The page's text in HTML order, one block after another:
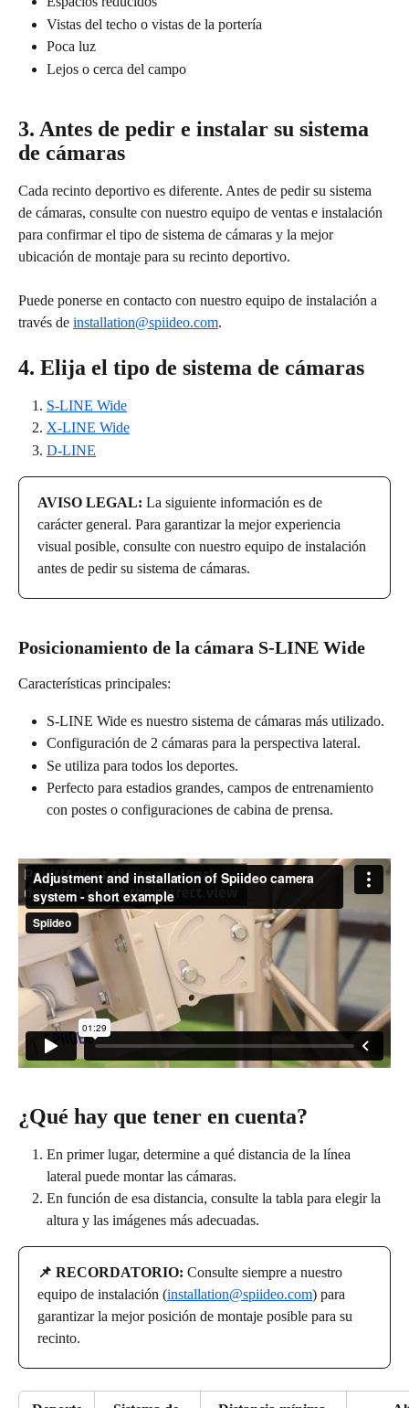
Vistas del techo o vistas de la portería
Poca luz
Lejos o cerca del campo
3. Antes de pedir e instalar su sistema
de cámaras
Cada recinto deportivo es diferente. Antes de pedir su sistema
de cámaras, consulte con nuestro equipo de ventas e instalación
para confirmar el tipo de sistema de cámaras y la mejor
ubicación de montaje para su recinto deportivo.
Puede ponerse en contacto con nuestro equipo de instalación a
través de installation@spiideo.com.
4. Elija el tipo de sistema de cámaras
S-LINE Wide
X-LINE Wide
D-LINE
AVISO LEGAL: La siguiente información es de
carácter general. Para garantizar la mejor experiencia
visual posible, consulte con nuestro equipo de instalación
antes de pedir su sistema de cámaras.
Posicionamiento de la cámara S-LINE Wide
Características principales:
S-LINE Wide es nuestro sistema de cámaras más utilizado.
Configuración de 2 cámaras para la perspectiva lateral.
Se utiliza para todos los deportes.
Perfecto para estadios grandes, campos de entrenamiento
con postes o configuraciones de cabina de prensa.
¿Qué hay que tener en cuenta?
En primer lugar, determine a qué distancia de la línea
lateral puede montar las cámaras.
En función de esa distancia, consulte la tabla para elegir la
altura y las imágenes más adecuadas.
📌 RECORDATORIO: Consulte siempre a nuestro
equipo de instalación (installation@spiideo.com) para
garantizar la mejor posición de montaje posible para su
recinto.